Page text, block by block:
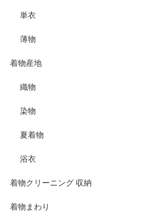
単衣
薄物
着物産地
織物
染物
夏着物
浴衣
着物クリーニング 収納
着物まわり